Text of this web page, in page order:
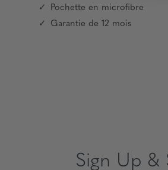
Pochette en microfibre
Garantie de 12 mois
Sign Up &